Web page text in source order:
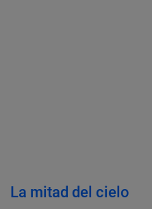
La mitad del cielo